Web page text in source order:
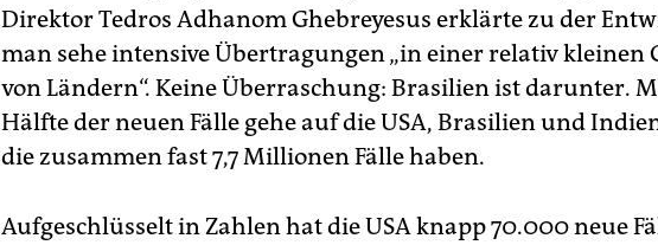
Direktor Tedros Adhanom Ghebreyesus erklärte zu der
man sehe intensive Übertragungen „in einer relativ kleinen
von Ländern“. Keine Überraschung: Brasilien ist darunter.
Hälfte der neuen Fälle gehe auf die USA, Brasilien und
die zusammen fast 7,7 Millionen Fälle haben.
Aufgeschlüsselt in Zahlen hat die USA knapp 70.000 neue